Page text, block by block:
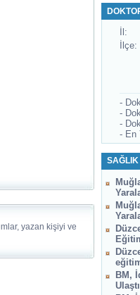
yazan kişiyi ve
İl:
İlçe:
-
-
-
- En
SAĞLIK
BM,